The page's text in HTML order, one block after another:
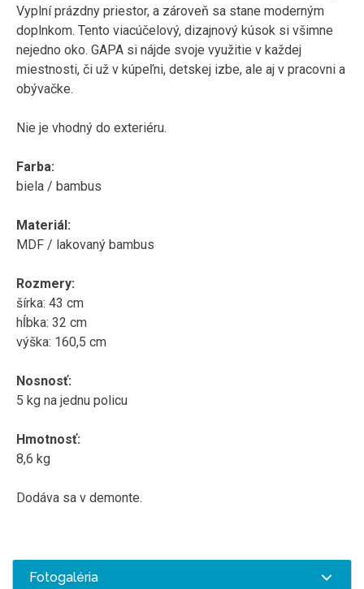
Vyplníprázdny priestor, a zároveň sa stane moderným
doplnkom. Tento viacúčelový, dizajnový kúsok si všimne
nejedno oko. GAPA si nájde svoje využitie v každej
miestnosti, či už v kúpeľni, detskej izbe, ale aj v pracovni a
obývačke.
Nie je vhodný do exteriéru.
Farba:
biela / bambus
Materiál:
MDF / lakovaný bambus
Rozmery:
šírka: 43 cm
hĺbka: 32 cm
výška: 160,5 cm
Nosnosť:
5 kg na jednu policu
Hmotnosť:
8,6 kg
Dodáva sa v demonte.
Fotogaléria